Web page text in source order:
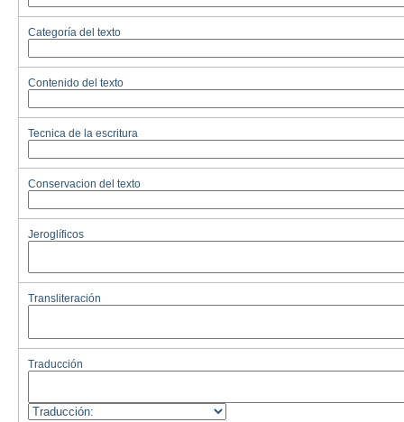
Categoría del texto
Contenido del texto
Tecnica de la escritura
Conservacion del texto
Jeroglíficos
Transliteración
Traducción